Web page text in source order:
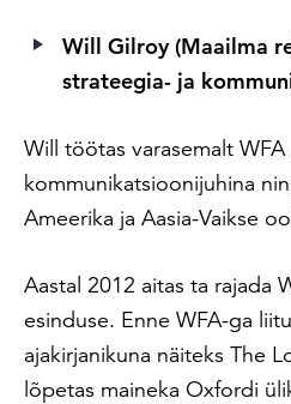
Will Gilroy (Maailma
strateegia- ja
Will töötas varasemalt
kommunikatsioonijuhina
Ameerika ja Aasia-Vaikse
Aastal 2012 aitas ta rajada
esinduse. Enne WFA-ga
ajakirjanikuna näiteks The
lõpetas maineka Oxfordi